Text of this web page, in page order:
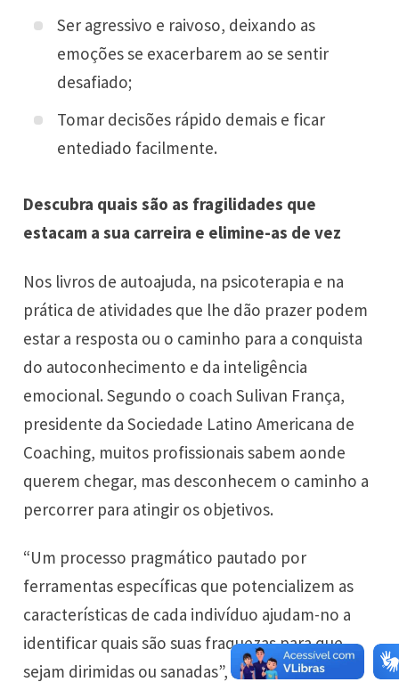
Ser agressivo e raivoso, deixando as
emoções se exacerbarem ao se sentir
desafiado;
Tomar decisões rápido demais e ficar
entediado facilmente.
Descubra quais são as fragilidades que
estacam a sua carreira e elimine-as de vez
Nos livros de autoajuda, na psicoterapia e na
prática de atividades que lhe dão prazer podem
estar a resposta ou o caminho para a conquista
do autoconhecimento e da inteligência
emocional. Segundo o coach Sulivan França,
presidente da Sociedade Latino Americana de
Coaching, muitos profissionais sabem aonde
querem chegar, mas desconhecem o caminho a
percorrer para atingir os objetivos.
“Um processo pragmático pautado por
ferramentas específicas que potencializem as
características de cada indivíduo ajudam-no a
identificar quais são suas fraquezas para que
sejam dirimidas ou sanadas”, afirma ele. Ao